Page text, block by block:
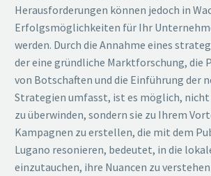
Herausforderungen können jedoch in
Erfolgsmöglichkeiten für Ihr
werden. Durch die Annahme eines
der eine gründliche Marktforschung, die
von Botschaften und die Einführung der
Strategien umfasst, ist es möglich, nicht
zu überwinden, sondern sie zu Ihrem
Kampagnen zu erstellen, die mit dem
Lugano resonieren, bedeutet, in die
einzutauchen, ihre Nuancen zu